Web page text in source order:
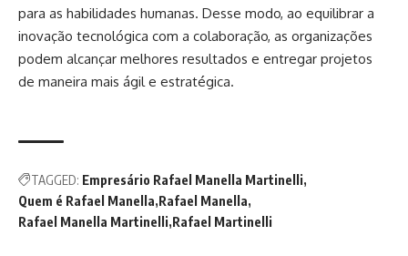
para as habilidades humanas. Desse modo, ao equilibrar a
inovação tecnológica com a colaboração, as organizações
podem alcançar melhores resultados e entregar projetos
de maneira mais ágil e estratégica.
TAGGED: Empresário Rafael Manella Martinelli
Quem é Rafael Manella Rafael Manella
Rafael Manella Martinelli Rafael Martinelli